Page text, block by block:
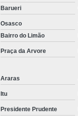
Barueri
Osasco
Bairro do Limão
Praça da Arvore
Araras
Itu
Presidente Prudente